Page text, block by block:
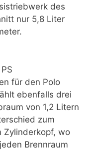
des
nur 5,8 Liter
für den Polo
ebenfalls drei
von 1,2 Litern
zum
Zylinderkopf, wo
Brennraum